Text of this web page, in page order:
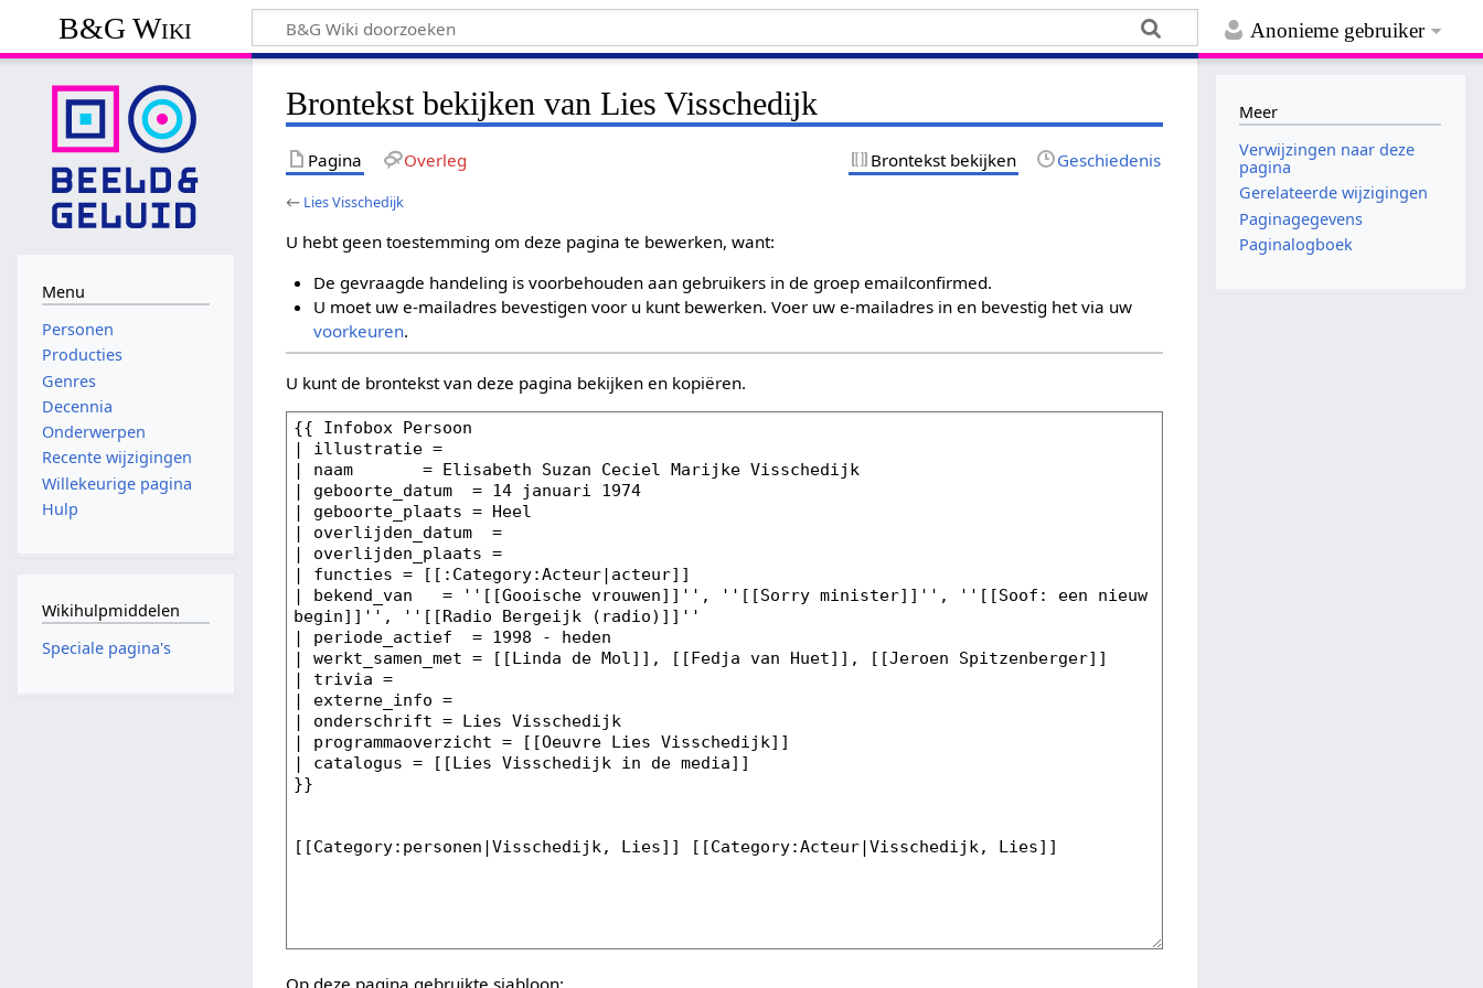
Anonieme gebruiker
B&G Wiki
Brontekst bekijken van Lies Visschedijk
Pagina Overleg Brontekst bekijken Geschiedenis
← Lies Visschedijk
U hebt geen toestemming om deze pagina te bewerken, want:
De gevraagde handeling is voorbehouden aan gebruikers in de groep emailconfirmed.
U moet uw e-mailadres bevestigen voor u kunt bewerken. Voer uw e-mailadres in en bevestig het via uw
voorkeuren.
U kunt de brontekst van deze pagina bekijken en kopiëren.
Op deze pagina gebruikte sjabloon:
Menu
Personen
Producties
Genres
Decennia
Onderwerpen
Recente wijzigingen
Willekeurige pagina
Hulp
Wikihulpmiddelen
Speciale pagina's
Meer
Verwijzingen naar deze
pagina
Gerelateerde wijzigingen
Paginagegevens
Paginalogboek